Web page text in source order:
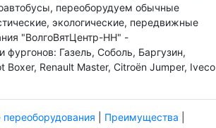
переоборудуем обычные
экологические, передвижные
"ВолгоВятЦентр-НН" -
Газель, Соболь, Баргузин,
Boxer, Renault Master, Citroёn Jumper, Iveco
Преимущества